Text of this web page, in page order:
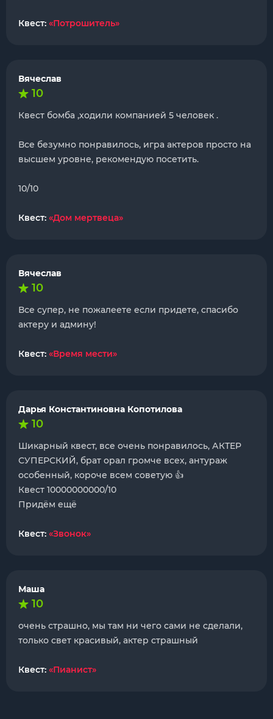
Квест: «Потрошитель»
Вячеслав
10
Квест бомба ,ходили компанией 5 человек .
Все безумно понравилось, игра актеров просто на
высшем уровне, рекомендую посетить.
10/10
Квест: «Дом мертвеца»
Вячеслав
10
Все супер, не пожалеете если придете, спасибо
актеру и админу!
Квест: «Время мести»
Дарья Константиновна Копотилова
10
Шикарный квест, все очень понравилось, АКТЕР
СУПЕРСКИЙ, брат орал громче всех, антураж
особенный, короче всем советую 👍
Квест 10000000000/10
Придём ещё
Квест: «Звонок»
Маша
10
очень страшно, мы там ни чего сами не сделали,
только свет красивый, актер страшный
Квест: «Пианист»